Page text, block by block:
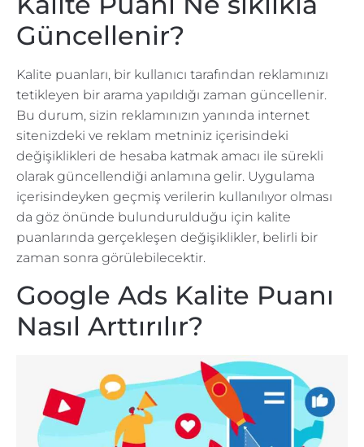
Güncellenir?
Kalite puanları, bir kullanıcı tarafından reklamınızı
tetikleyen bir arama yapıldığı zaman güncellenir.
Bu durum, sizin reklamınızın yanında internet
sitenizdeki ve reklam metniniz içerisindeki
değişiklikleri de hesaba katmak amacı ile sürekli
olarak güncellendiği anlamına gelir. Uygulama
içerisindeyken geçmiş verilerin kullanılıyor olması
da göz önünde bulundurulduğu için kalite
puanlarında gerçekleşen değişiklikler, belirli bir
zaman sonra görülebilecektir.
Google Ads Kalite Puanı
Nasıl Arttırılır?